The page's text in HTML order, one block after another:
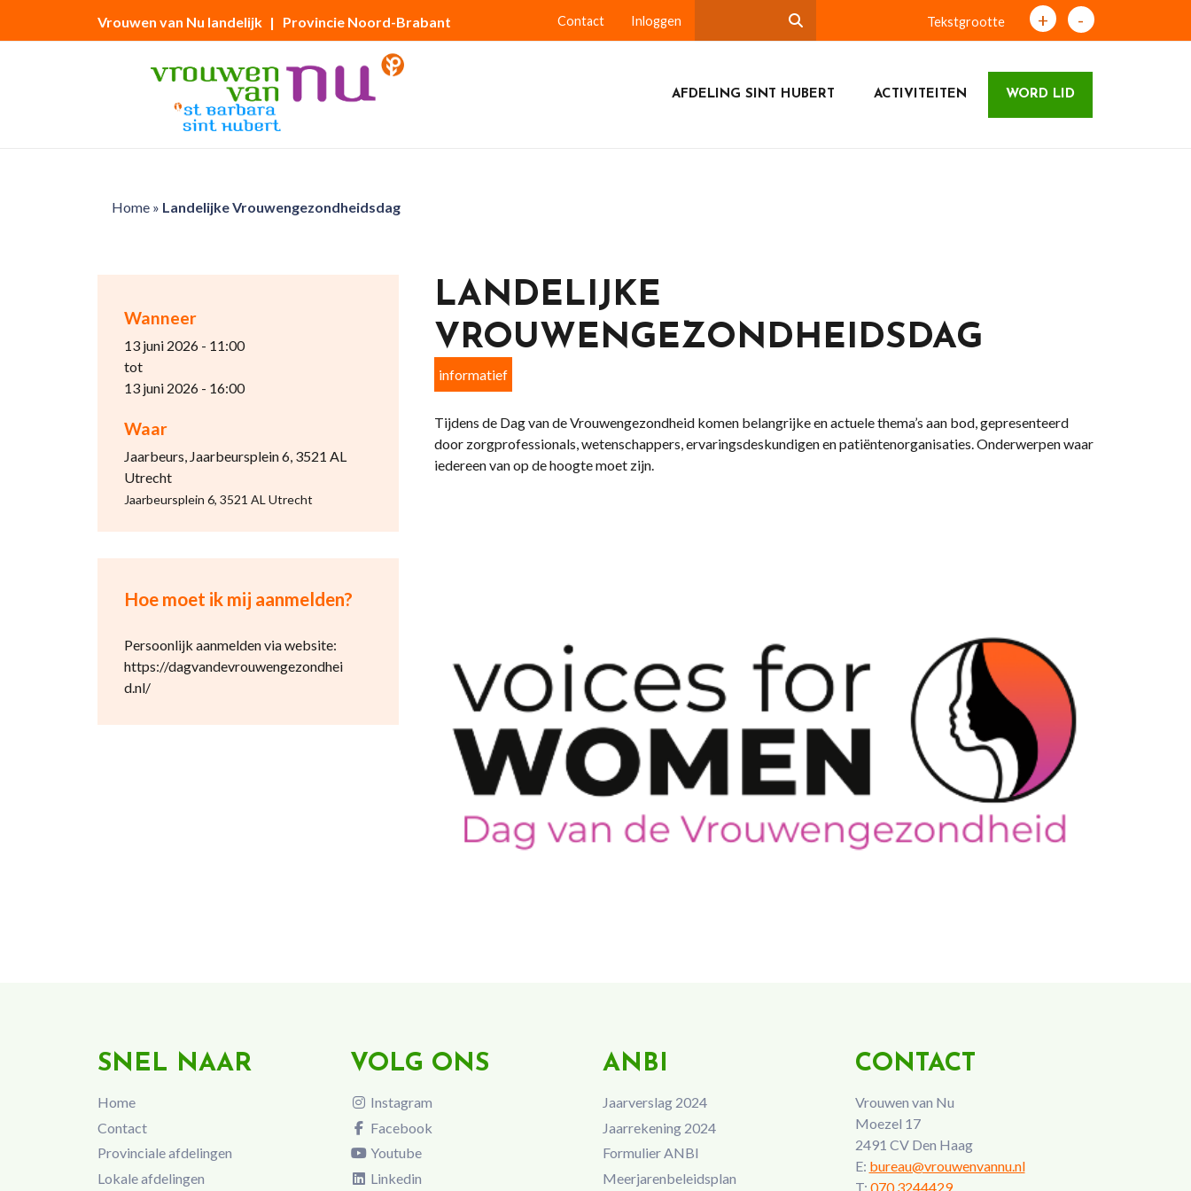
Vrouwen van Nu landelijk | Provincie Noord-Brabant Contact Inloggen Tekstgrootte + -
AFDELING SINT HUBERT ACTIVITEITEN WORD LID
Home» Landelijke Vrouwengezondheidsdag
Wanneer
13 juni 2026 - 11:00
tot
13 juni 2026 - 16:00
Waar
Jaarbeurs, Jaarbeursplein 6, 3521 AL
Utrecht
Jaarbeursplein 6, 3521 AL Utrecht
Hoe moet ik mij aanmelden?
Persoonlijk aanmelden via website:
https://dagvandevrouwengezondhei
d.nl/
LANDELIJKE
VROUWENGEZONDHEIDSDAG
informatief
Tijdens de Dag van de Vrouwengezondheid komen belangrijke en actuele thema’s aan bod, gepresenteerd
door zorgprofessionals, wetenschappers, ervaringsdeskundigen en patiëntenorganisaties. Onderwerpen waar
iedereen van op de hoogte moet zijn.
SNEL NAAR
Home
Contact
Provinciale afdelingen
Lokale afdelingen
VOLG ONS
Instagram
Facebook
Youtube
Linkedin
ANBI
Jaarverslag 2024
Jaarrekening 2024
Formulier ANBI
Meerjarenbeleidsplan
CONTACT
Vrouwen van Nu
Moezel 17
2491 CV Den Haag
E: bureau@vrouwenvannu.nl
T: 070 3244429